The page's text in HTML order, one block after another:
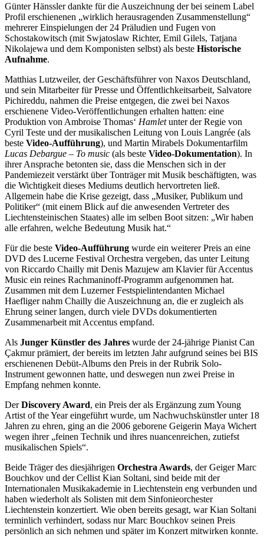
Günter Hänssler dankte für die Auszeichnung der bei seinem Label
Profil erschienenen „wirklich herausragenden Zusammenstellung“
mehrerer Einspielungen der 24 Präludien und Fugen von
Schostakowitsch (mit Swjatoslaw Richter, Emil Gilels, Tatjana
Nikolajewa und dem Komponisten selbst) als beste Historische
Aufnahme.
Matthias Lutzweiler, der Geschäftsführer von Naxos Deutschland,
und sein Mitarbeiter für Presse und Öffentlichkeitsarbeit, Salvatore
Pichireddu, nahmen die Preise entgegen, die zwei bei Naxos
erschienene Video-Veröffentlichungen erhalten hatten: eine
Produktion von Ambroise Thomas‘ Hamletunter der Regie von
Cyril Teste und der musikalischen Leitung von Louis Langrée (als
beste Video-Aufführung), und Martin Mirabels Dokumentarfilm
Lucas Debargue – To music (als beste Video-Dokumentation). In
ihrer Ansprache betonten sie, dass die Menschen sich in der
Pandemiezeit verstärkt über Tonträger mit Musik beschäftigten, was
die Wichtigkeit dieses Mediums deutlich hervortreten ließ.
Allgemein habe die Krise gezeigt, dass „Musiker, Publikum und
Politiker“ (mit einem Blick auf die anwesenden Vertreter des
Liechtensteinischen Staates) alle im selben Boot sitzen: „Wir haben
alle erfahren, welche Bedeutung Musik hat.“
Für die beste Video-Aufführung wurde ein weiterer Preis an eine
DVD des Lucerne Festival Orchestra vergeben, das unter Leitung
von Riccardo Chailly mit Denis Mazujew am Klavier für Accentus
Music ein reines Rachmaninoff-Programm aufgenommen hat.
Zusammen mit dem Luzerner Festspielintendanten Michael
Haefliger nahm Chailly die Auszeichnung an, die er zugleich als
Ehrung seiner langen, durch viele DVDs dokumentierten
Zusammenarbeit mit Accentus empfand.
Als Junger Künstler des Jahres wurde der 24-jährige Pianist Can
Çakmur prämiert, der bereits im letzten Jahr aufgrund seines bei BIS
erschienenen Debüt-Albums den Preis in der Rubrik Solo-
Instrument gewonnen hatte, und deswegen nun zwei Preise in
Empfang nehmen konnte.
DerDiscovery Award, ein Preis der als Ergänzung zum Young
Artist of the Year eingeführt wurde, um Nachwuchskünstler unter 18
Jahren zu ehren, ging an die 2006 geborene Geigerin Maya Wichert
wegen ihrer „feinen Technik und ihres nuancenreichen, zutiefst
musikalischen Spiels“.
Beide Träger des diesjährigen Orchestra Awards, der Geiger Marc
Bouchkov und der Cellist Kian Soltani, sind beide mit der
Internationalen Musikakademie in Liechtenstein eng verbunden und
haben wiederholt als Solisten mit dem Sinfonieorchester
Liechtenstein konzertiert. Wie oben bereits gesagt, war Kian Soltani
terminlich verhindert, sodass nur Marc Bouchkov seinen Preis
persönlich an sich nehmen und später im Konzert mitwirken konnte.